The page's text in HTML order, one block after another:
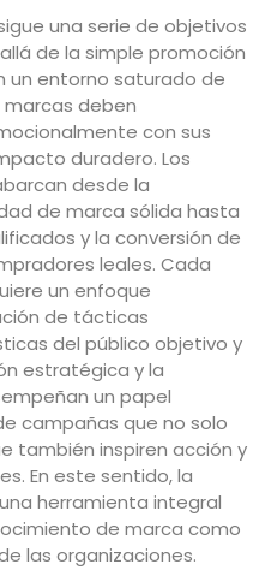
una serie de objetivos
de la simple promoción
un entorno saturado de
marcas deben
con sus
duradero. Los
desde la
de marca sólida hasta
y la conversión de
leales. Cada
un enfoque
de tácticas
del público objetivo y
estratégica y la
un papel
campañas que no solo
también inspiren acción y
En este sentido, la
herramienta integral
de marca como
las organizaciones.